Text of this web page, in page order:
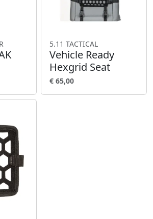
5.11 TACTICAL
Vehicle Ready
Hexgrid Seat
€ 65,00